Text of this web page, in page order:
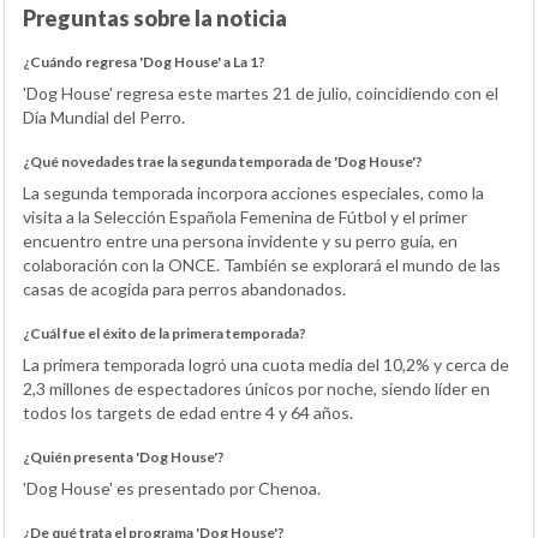
Preguntas sobre la noticia
¿Cuándo regresa 'Dog House' a La 1?
'Dog House' regresa este martes 21 de julio, coincidiendo con el
Día Mundial del Perro.
¿Qué novedades trae la segunda temporada de 'Dog House'?
La segunda temporada incorpora acciones especiales, como la
visita a la Selección Española Femenina de Fútbol y el primer
encuentro entre una persona invidente y su perro guía, en
colaboración con la ONCE. También se explorará el mundo de las
casas de acogida para perros abandonados.
¿Cuál fue el éxito de la primera temporada?
La primera temporada logró una cuota media del 10,2% y cerca de
2,3 millones de espectadores únicos por noche, siendo líder en
todos los targets de edad entre 4 y 64 años.
¿Quién presenta 'Dog House'?
'Dog House' es presentado por Chenoa.
¿De qué trata el programa 'Dog House'?